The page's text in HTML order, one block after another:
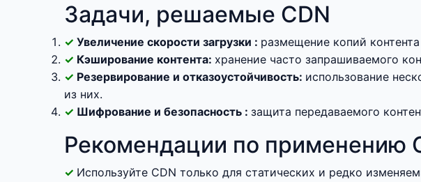
Задачи, решаемые CDN
Увеличение скорости загрузки : размещение копий
Кэширование контента: хранение часто запрашиваемого
Резервирование и отказоустойчивость: использование
из них.
Шифрование и безопасность : защита передаваемого
Рекомендации по применению
Используйте CDN только для статических и редко